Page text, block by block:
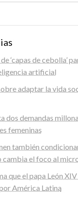
‘capas de cebolla’
artificial
adaptar la vida
dos demandas
femeninas
también
el foco al
que el papa León
América Latina